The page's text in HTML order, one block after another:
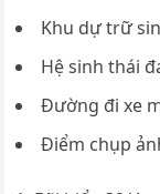
Khu dự trữ
Hệ sinh thái
Đường đi xe
Điểm chụp